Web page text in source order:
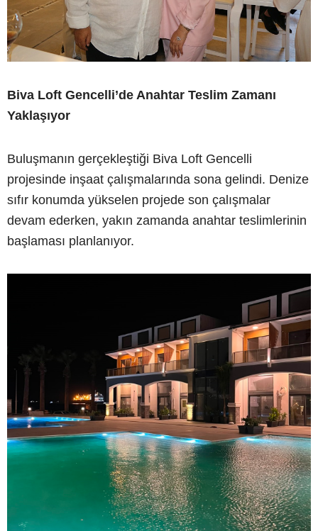
Biva Loft Gencelli’de Anahtar Teslim Zamanı
Yaklaşıyor
Buluşmanın gerçekleştiği Biva Loft Gencelli
projesinde inşaat çalışmalarında sona gelindi. Denize
sıfır konumda yükselen projede son çalışmalar
devam ederken, yakın zamanda anahtar teslimlerinin
başlaması planlanıyor.